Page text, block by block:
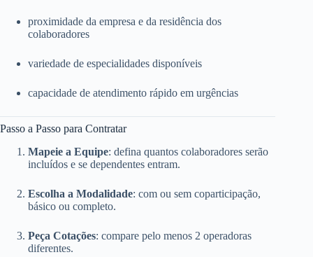
proximidade da empresa e da residência dos
colaboradores
variedade de especialidades disponíveis
capacidade de atendimento rápido em urgências
Passo a Passo para Contratar
Mapeie a Equipe: defina quantos colaboradores serão
incluídos e se dependentes entram.
Escolha a Modalidade: com ou sem coparticipação,
básico ou completo.
Peça Cotações: compare pelo menos 2 operadoras
diferentes.